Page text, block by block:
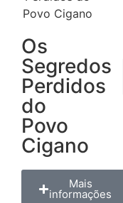
Os
Segredos
Perdidos
do
Povo
Cigano
Mais
informações